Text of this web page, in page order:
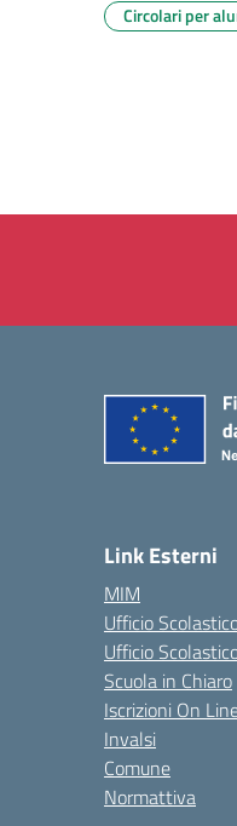
Circolari per
Link Esterni
MIM
Ufficio
Ufficio
Scuola in Chiaro
Iscrizioni On
Invalsi
Comune
Normattiva